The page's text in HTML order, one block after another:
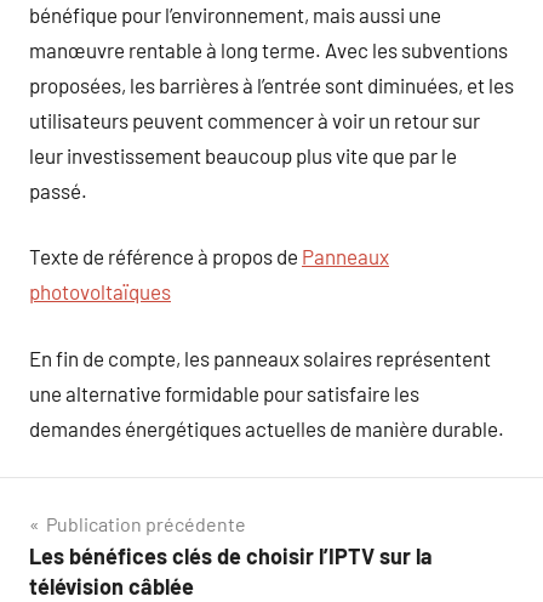
bénéfique pour l’environnement, mais aussi une
manœuvre rentable à long terme. Avec les subventions
proposées, les barrières à l’entrée sont diminuées, et les
utilisateurs peuvent commencer à voir un retour sur
leur investissement beaucoup plus vite que par le
passé.
Texte de référence à propos de Panneaux
photovoltaïques
En fin de compte, les panneaux solaires représentent
une alternative formidable pour satisfaire les
demandes énergétiques actuelles de manière durable.
Navigation
de
Publication précédente
Les bénéfices clés de choisir l’IPTV sur la
télévision câblée